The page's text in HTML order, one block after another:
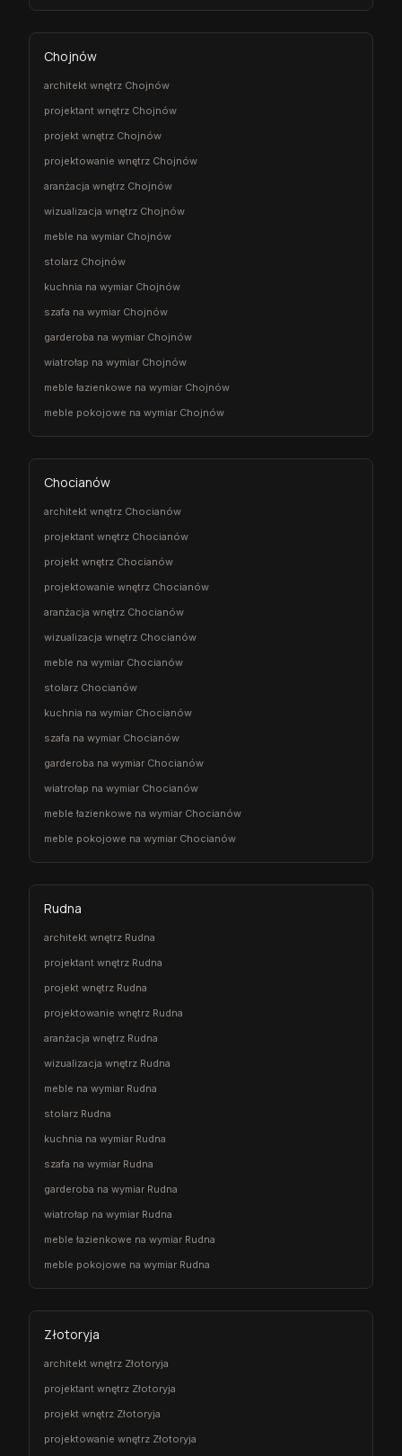
Chojnów
architekt wnętrz Chojnów
projektant wnętrz Chojnów
projekt wnętrz Chojnów
projektowanie wnętrz Chojnów
aranżacja wnętrz Chojnów
wizualizacja wnętrz Chojnów
meble na wymiar Chojnów
stolarz Chojnów
kuchnia na wymiar Chojnów
szafa na wymiar Chojnów
garderoba na wymiar Chojnów
wiatrołap na wymiar Chojnów
meble łazienkowe na wymiar Chojnów
meble pokojowe na wymiar Chojnów
Chocianów
architekt wnętrz Chocianów
projektant wnętrz Chocianów
projekt wnętrz Chocianów
projektowanie wnętrz Chocianów
aranżacja wnętrz Chocianów
wizualizacja wnętrz Chocianów
meble na wymiar Chocianów
stolarz Chocianów
kuchnia na wymiar Chocianów
szafa na wymiar Chocianów
garderoba na wymiar Chocianów
wiatrołap na wymiar Chocianów
meble łazienkowe na wymiar Chocianów
meble pokojowe na wymiar Chocianów
Rudna
architekt wnętrz Rudna
projektant wnętrz Rudna
projekt wnętrz Rudna
projektowanie wnętrz Rudna
aranżacja wnętrz Rudna
wizualizacja wnętrz Rudna
meble na wymiar Rudna
stolarz Rudna
kuchnia na wymiar Rudna
szafa na wymiar Rudna
garderoba na wymiar Rudna
wiatrołap na wymiar Rudna
meble łazienkowe na wymiar Rudna
meble pokojowe na wymiar Rudna
Złotoryja
architekt wnętrz Złotoryja
projektant wnętrz Złotoryja
projekt wnętrz Złotoryja
projektowanie wnętrz Złotoryja